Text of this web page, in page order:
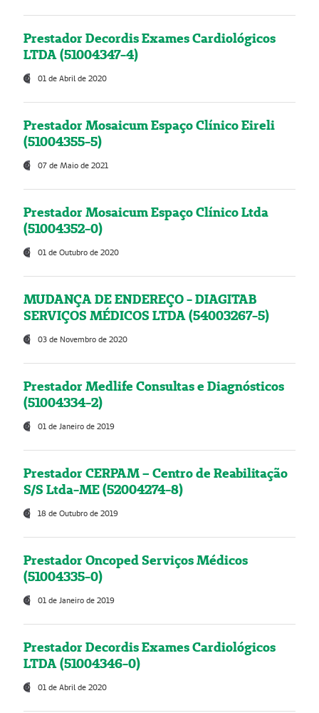
Prestador Decordis Exames Cardiológicos
LTDA (51004347-4)
01 de Abril de 2020
Prestador Mosaicum Espaço Clínico Eireli
(51004355-5)
07 de Maio de 2021
Prestador Mosaicum Espaço Clínico Ltda
(51004352-0)
01 de Outubro de 2020
MUDANÇA DE ENDEREÇO - DIAGITAB
SERVIÇOS MÉDICOS LTDA (54003267-5)
03 de Novembro de 2020
Prestador Medlife Consultas e Diagnósticos
(51004334-2)
01 de Janeiro de 2019
Prestador CERPAM – Centro de Reabilitação
S/S Ltda-ME (52004274-8)
18 de Outubro de 2019
Prestador Oncoped Serviços Médicos
(51004335-0)
01 de Janeiro de 2019
Prestador Decordis Exames Cardiológicos
LTDA (51004346-0)
01 de Abril de 2020